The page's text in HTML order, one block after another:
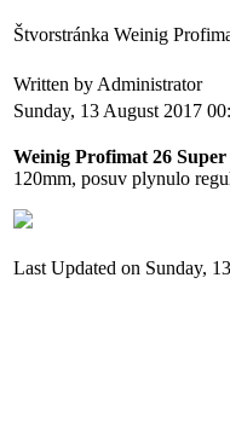
Štvorstránka Weinig
Written by Administrator
Sunday, 13 August 2017
Weinig Profimat 26 Super
120mm, posuv plynulo
Last Updated on Sunday,